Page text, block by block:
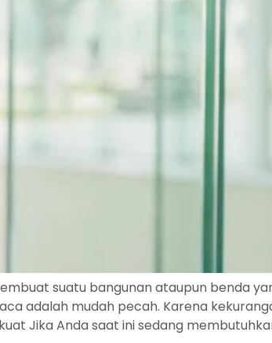
suatu bangunan ataupun benda
adalah mudah pecah. Karena
Jika Anda saat ini sedang